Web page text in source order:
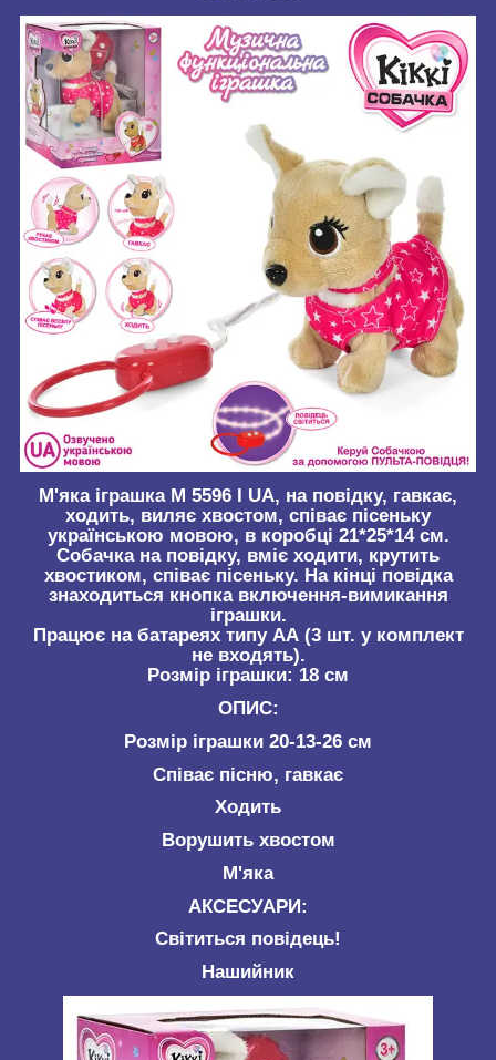
М'яка іграшка M 5596 I UA, на повідку, гавкає,
ходить, виляє хвостом, співає пісеньку
українською мовою, в коробці 21*25*14 см.
Собачка на повідку, вміє ходити, крутить
хвостиком, співає пісеньку. На кінці повідка
знаходиться кнопка включення-вимикання
іграшки.
Працює на батареях типу АА (3 шт. у комплект
не входять).
Розмір іграшки: 18 см
ОПИС:
Розмір іграшки 20-13-26 см
Співає пісню, гавкає
Ходить
Ворушить хвостом
М'яка
АКСЕСУАРИ:
Світиться повідець!
Нашийник